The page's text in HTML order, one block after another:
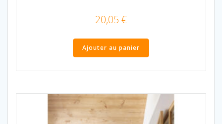
20,05 €
Ajouter au panier